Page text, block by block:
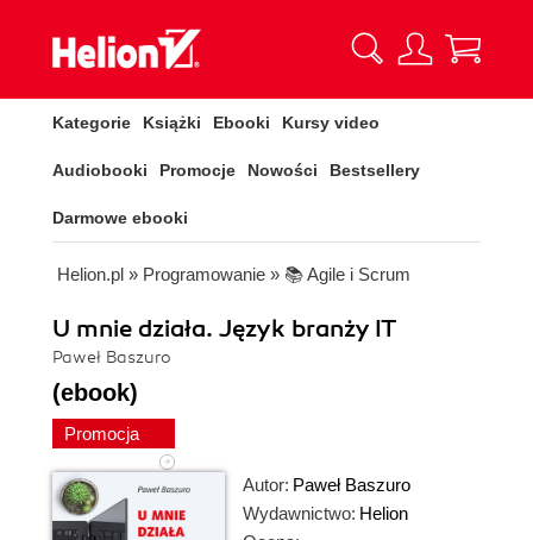
Kategorie Książki Ebooki Kursy video
Audiobooki Promocje Nowości Bestsellery
Darmowe ebooki
Helion.pl » Programowanie » 📚 Agile i Scrum
U mnie działa. Język branży IT
Paweł Baszuro
(ebook)
Promocja
Autor: Paweł Baszuro
Wydawnictwo: Helion